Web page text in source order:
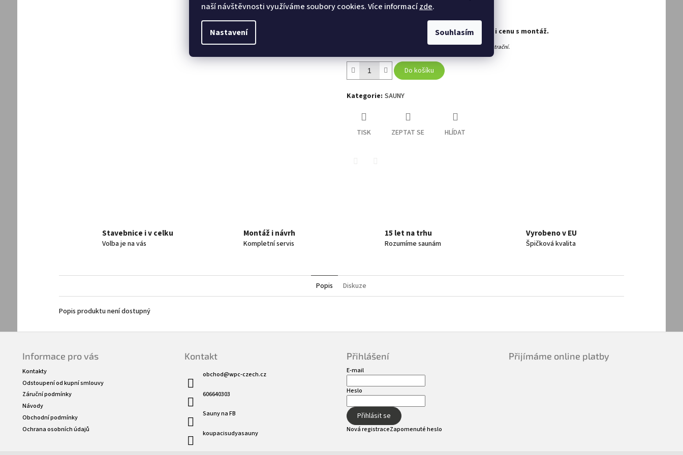
naší návštěvnosti využíváme soubory cookies. Více informacízde.
Nastavení Souhlasím
Cena je uvedena bez montáže, možno zvolit i cenu s montáž.
Doplňující informace: Prezentované fotografie jsou pouze ilustrační.
Do košíku
Kategorie: SAUNY
TISK ZEPTAT SE HLÍDAT
Stavebnice i v celku
Volba je na vás
Montáž i návrh
Kompletní servis
15 let na trhu
Rozumíme saunám
Vyrobeno v EU
Špičková kvalita
Popis Diskuze
Popis produktu není dostupný
Informace pro vás
Kontakty
Odstoupení od kupní smlouvy
Záruční podmínky
Návody
Obchodní podmínky
Ochrana osobních údajů
Kontakt
obchod@wpc-czech.cz
606640303
Sauny na FB
koupacisudyasauny
Přihlášení
E-mail
Heslo
Přihlásit se
Nová registraceZapomenuté heslo
Přijímáme online platby